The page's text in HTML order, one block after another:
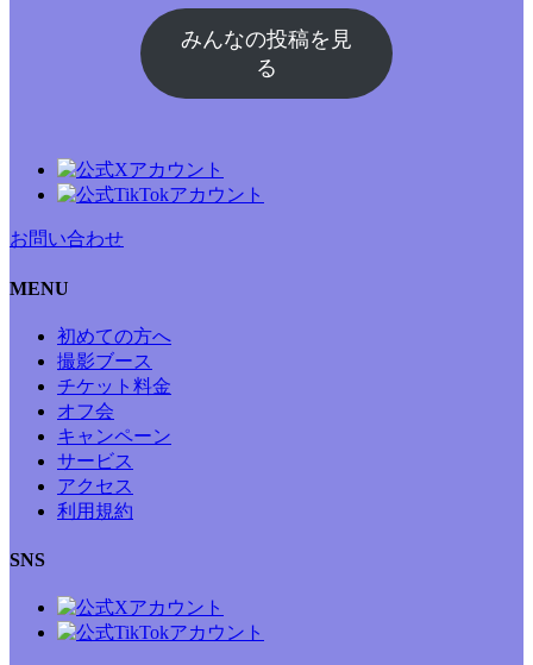
みんなの投稿を見
る
お問い合わせ
MENU
初めての方へ
撮影ブース
チケット料金
オフ会
キャンペーン
サービス
アクセス
利用規約
SNS